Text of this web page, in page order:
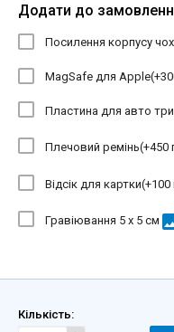
Додати до
Посилення корпусу
MagSafe для Apple(+
Пластина для авто
Плечовий ремінь(+450
Відсік для картки(+100
Гравіювання 5 х 5 см
Кількість: